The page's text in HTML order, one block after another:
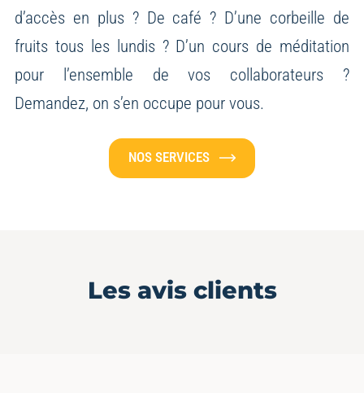
d’accès en plus ? De café ? D’une corbeille de
fruits tous les lundis ? D’un cours de méditation
pour l’ensemble de vos collaborateurs ?
Demandez, on s’en occupe pour vous.
NOS SERVICES
Les avis clients